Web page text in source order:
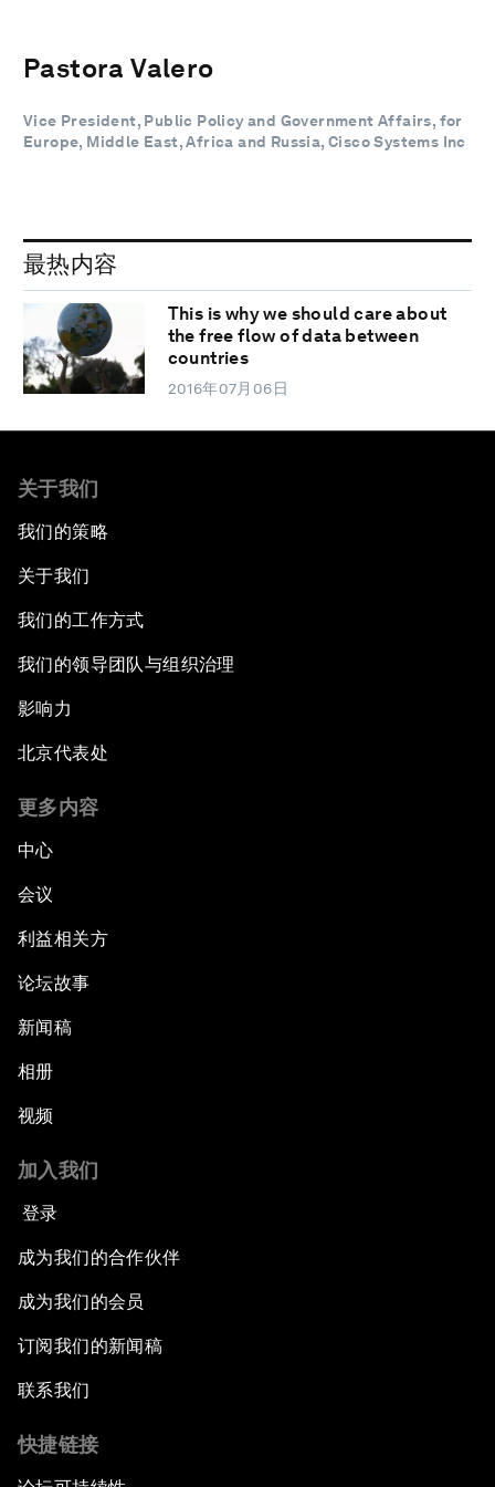
Pastora Valero
Vice President, Public Policy and Government Affairs, for
Europe, Middle East, Africa and Russia, Cisco Systems Inc
最热内容
This is why we should care about
the free flow of data between
countries
2016年07月06日
关于我们
我们的策略
关于我们
我们的工作方式
我们的领导团队与组织治理
影响力
北京代表处
更多内容
中心
会议
利益相关方
论坛故事
新闻稿
相册
视频
加入我们
登录
成为我们的合作伙伴
成为我们的会员
订阅我们的新闻稿
联系我们
快捷链接